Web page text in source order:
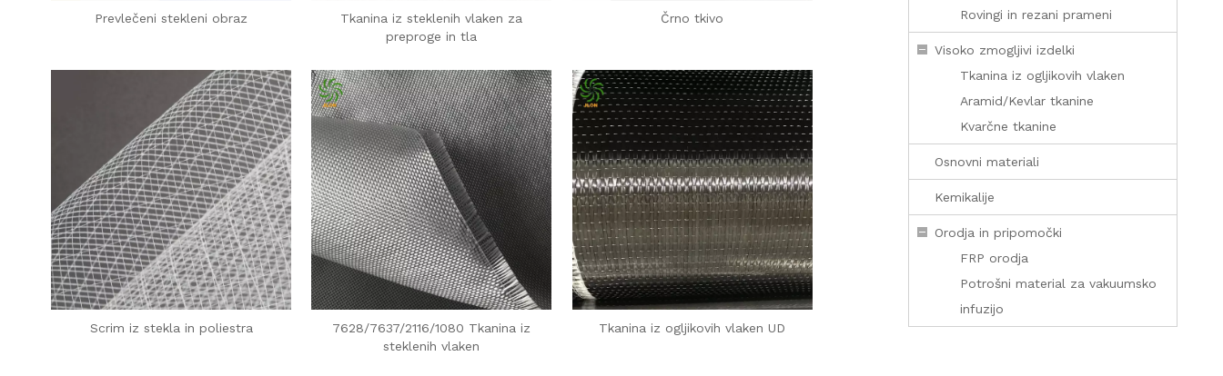
Prevlečeni stekleni obraz
Tkanina iz steklenih vlaken za
preproge in tla
Črno tkivo
Scrim iz stekla in poliestra
7628/7637/2116/1080 Tkanina iz
steklenih vlaken
Tkanina iz ogljikovih vlaken UD
Rovingi in rezani prameni
Visoko zmogljivi izdelki
Tkanina iz ogljikovih vlaken
Aramid/Kevlar tkanine
Kvarčne tkanine
Osnovni materiali
Kemikalije
Orodja in pripomočki
FRP orodja
Potrošni material za vakuumsko
infuzijo